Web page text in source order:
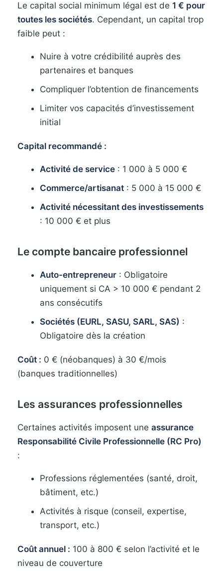
Le capital social minimum légal est de 1 € pour
toutes les sociétés. Cependant, un capital trop
faible peut :
Nuire à votre crédibilité auprès des
partenaires et banques
Compliquer l’obtention de financements
Limiter vos capacités d’investissement
initial
Capital recommandé :
Activité de service : 1 000 à 5 000 €
Commerce/artisanat : 5 000 à 15 000 €
Activité nécessitant des investissements
: 10 000 € et plus
Le compte bancaire professionnel
Auto-entrepreneur : Obligatoire
uniquement si CA > 10 000 € pendant 2
ans consécutifs
Sociétés (EURL, SASU, SARL, SAS) :
Obligatoire dès la création
Coût : 0 € (néobanques) à 30 €/mois
(banques traditionnelles)
Les assurances professionnelles
Certaines activités imposent une assurance
Responsabilité Civile Professionnelle (RC Pro)
:
Professions réglementées (santé, droit,
bâtiment, etc.)
Activités à risque (conseil, expertise,
transport, etc.)
Coût annuel : 100 à 800 € selon l’activité et le
niveau de couverture